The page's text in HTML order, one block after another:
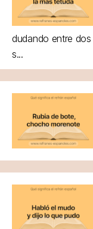
dudando entre
s...